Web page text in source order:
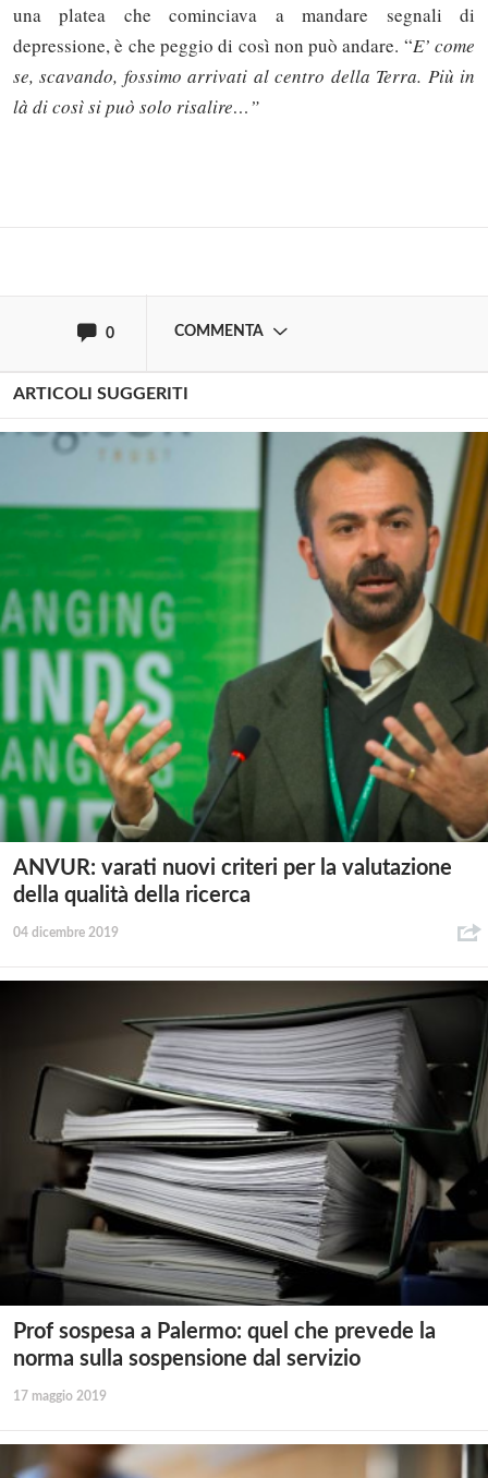
una platea che cominciava a mandare segnali di
depressione, è che peggio di così non può andare. “E’ come
se, scavando, fossimo arrivati al centro della Terra. Più in
là di così si può solo risalire…”
0 COMMENTA
Solo gli utenti registrati possono
commentare!
ARTICOLI SUGGERITI
ANVUR: varati nuovi criteri per la valutazione
della qualità della ricerca
04 dicembre 2019
Prof sospesa a Palermo: quel che prevede la
norma sulla sospensione dal servizio
17 maggio 2019